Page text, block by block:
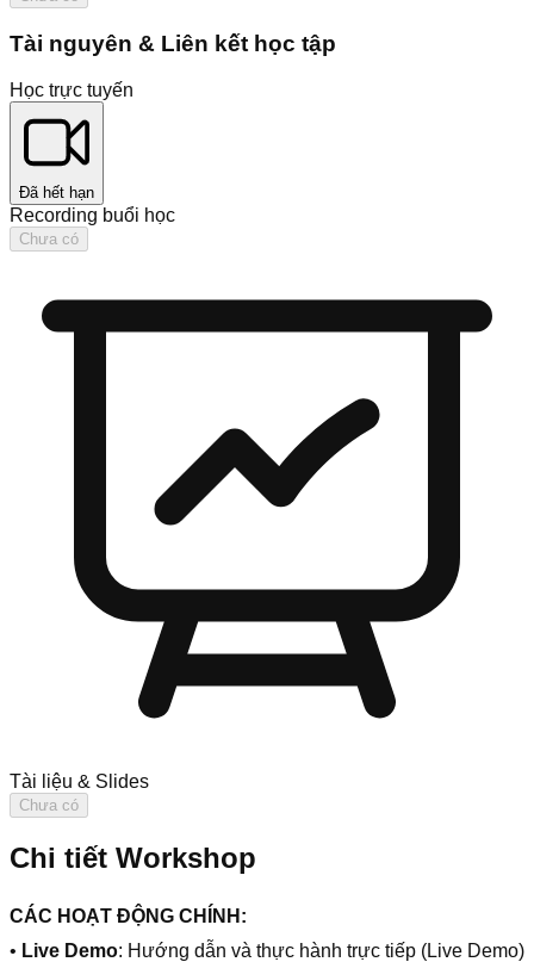
Tài nguyên & Liên kết học tập
Học trực tuyến
Đã hết hạn
Recording buổi học
Chưa có
Tài liệu & Slides
Chưa có
Chi tiết Workshop
CÁC HOẠT ĐỘNG CHÍNH:
• Live Demo: Hướng dẫn và thực hành trực tiếp (Live Demo)